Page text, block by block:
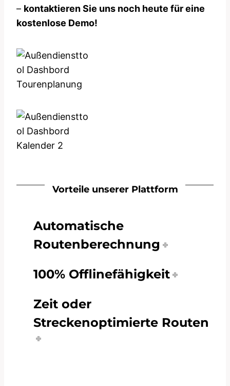
– kontaktieren Sie uns noch heute für eine
kostenlose Demo!
Vorteile unserer Plattform
Automatische
Routenberechnung
100% Offlinefähigkeit
Zeit oder
Streckenoptimierte Routen